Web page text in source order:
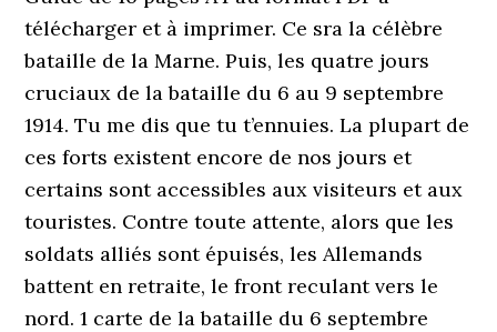
télécharger et à imprimer. Ce sra la célèbre
bataille de la Marne. Puis, les quatre jours
cruciaux de la bataille du 6 au 9 septembre
1914. Tu me dis que tu t’ennuies. La plupart de
ces forts existent encore de nos jours et
certains sont accessibles aux visiteurs et aux
touristes. Contre toute attente, alors que les
soldats alliés sont épuisés, les Allemands
battent en retraite, le front reculant vers le
nord. 1 carte de la bataille du 6 septembre